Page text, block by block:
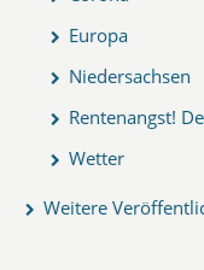
Europa
Niedersachsen
Rentenangst!
Wetter
Weitere